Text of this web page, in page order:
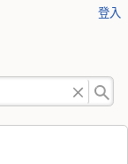
登入